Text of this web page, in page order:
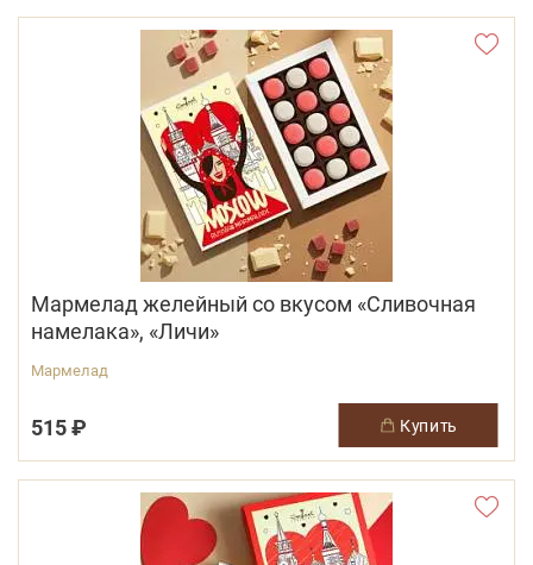
Мармелад желейный со вкусом «Сливочная
намелака», «Личи»
Мармелад
515 ₽ купить